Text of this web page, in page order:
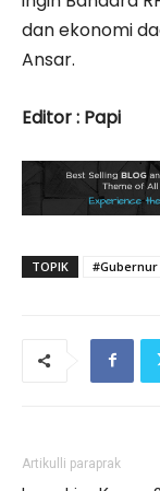
dan ekonomi
Ansar.
Editor : Papi
TOPIK
Artikulli paraprak